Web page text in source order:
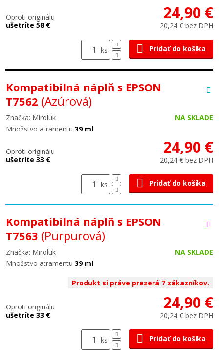
Oproti originálu
ušetríte 58 €
24,90 €
20,24 € bez DPH
ks Pridať do košíka
Kompatibilná náplň s EPSON
T7562 (Azúrová)
Značka: Miroluk
NA SKLADE
Množstvo atramentu 39 ml
Oproti originálu
ušetríte 33 €
24,90 €
20,24 € bez DPH
ks Pridať do košíka
Kompatibilná náplň s EPSON
T7563 (Purpurová)
Značka: Miroluk
NA SKLADE
Množstvo atramentu 39 ml
Produkt si práve prezerá 7 zákazníkov.
Oproti originálu
ušetríte 33 €
24,90 €
20,24 € bez DPH
ks Pridať do košíka